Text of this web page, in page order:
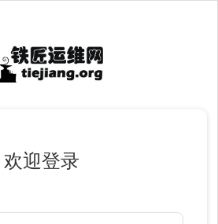
欢迎登录